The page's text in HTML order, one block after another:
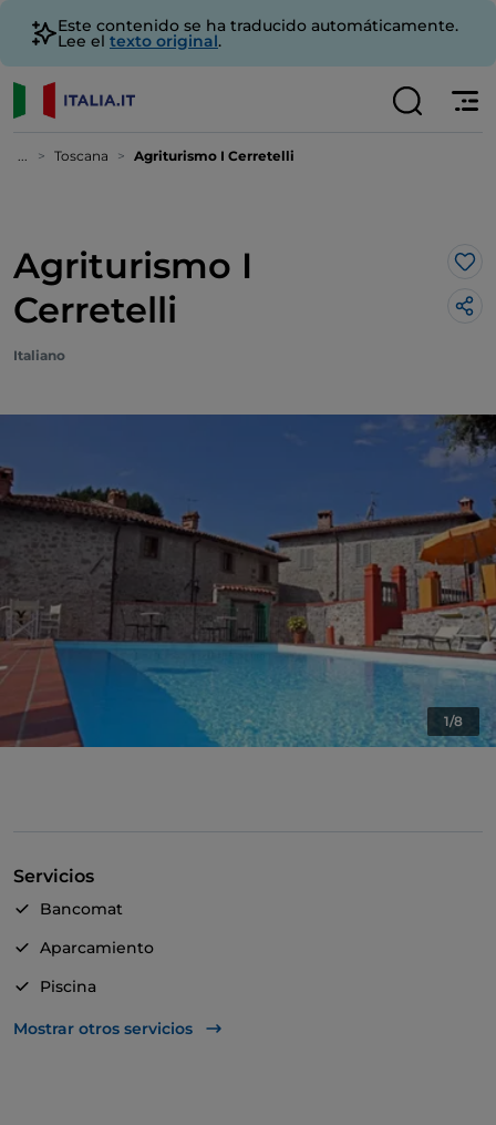
Este contenido se ha traducido automáticamente.
Lee el texto original.
... Toscana Agriturismo I Cerretelli
Agriturismo I
Cerretelli
Me
Italiano
1/8
Servicios
Bancomat
Aparcamiento
Piscina
Wi-Fi
Mostrar otros servicios